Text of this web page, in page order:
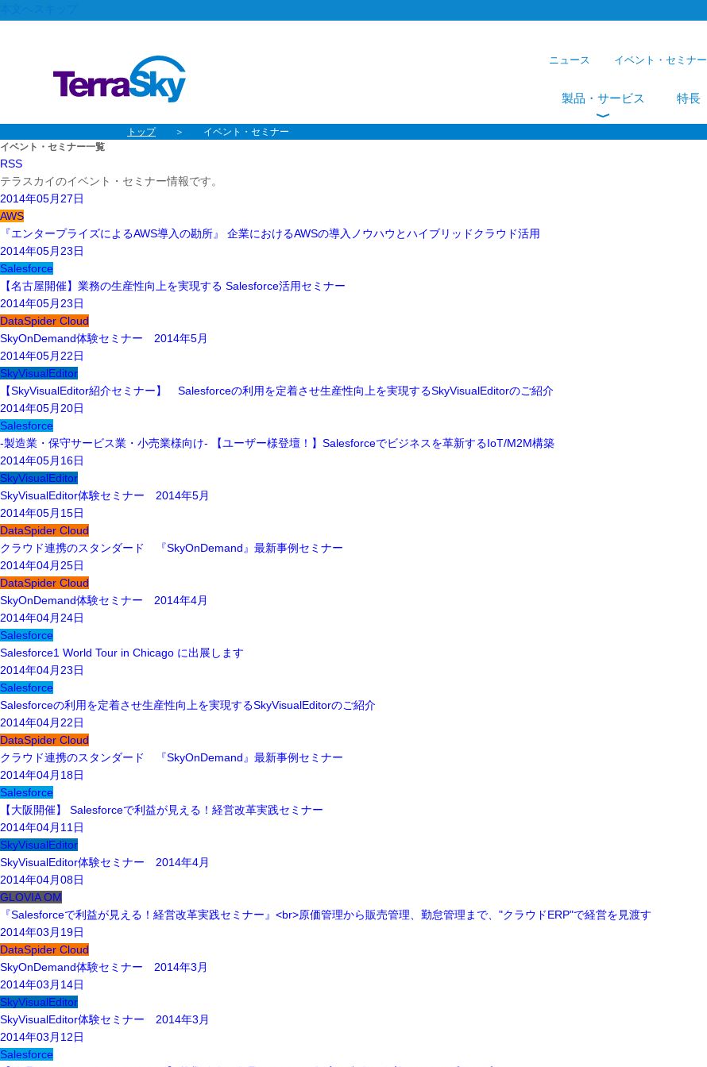
ニュース イベント・セミナー
製品・サービス 特長
トップ
イベント・セミナー
イベント・セミナー一覧
RSS
テラスカイのイベント・セミナー情報です。
2014年05月27日
AWS
『エンタープライズによるAWS導入の勘所』 企業におけるAWSの導入ノウハウとハイブリッドクラウド活用
2014年05月23日
Salesforce
【名古屋開催】業務の生産性向上を実現する Salesforce活用セミナー
2014年05月23日
DataSpider Cloud
SkyOnDemand体験セミナー 2014年5月
2014年05月22日
SkyVisualEditor
【SkyVisualEditor紹介セミナー】 Salesforceの利用を定着させ生産性向上を実現するSkyVisualEditorのご紹介
2014年05月20日
Salesforce
-製造業・保守サービス業・小売業様向け- 【ユーザー様登壇！】Salesforceでビジネスを革新するIoT/M2M構築
2014年05月16日
SkyVisualEditor
SkyVisualEditor体験セミナー 2014年5月
2014年05月15日
DataSpider Cloud
クラウド連携のスタンダード 『SkyOnDemand』最新事例セミナー
2014年04月25日
DataSpider Cloud
SkyOnDemand体験セミナー 2014年4月
2014年04月24日
Salesforce
Salesforce1 World Tour in Chicago に出展します
2014年04月23日
Salesforce
Salesforceの利用を定着させ生産性向上を実現するSkyVisualEditorのご紹介
2014年04月22日
DataSpider Cloud
クラウド連携のスタンダード 『SkyOnDemand』最新事例セミナー
2014年04月18日
Salesforce
【大阪開催】 Salesforceで利益が見える！経営改革実践セミナー
2014年04月11日
SkyVisualEditor
SkyVisualEditor体験セミナー 2014年4月
2014年04月08日
GLOVIA OM
『Salesforceで利益が見える！経営改革実践セミナー』<br>原価管理から販売管理、勤怠管理まで、"クラウドERP"で経営を見渡す
2014年03月19日
DataSpider Cloud
SkyOnDemand体験セミナー 2014年3月
2014年03月14日
SkyVisualEditor
SkyVisualEditor体験セミナー 2014年3月
2014年03月12日
Salesforce